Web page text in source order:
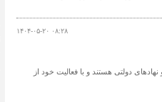
۱۴۰۴-۰۵-۲۰ ۰۸:۲۸
دولتی هستند و با فعالیت خود از